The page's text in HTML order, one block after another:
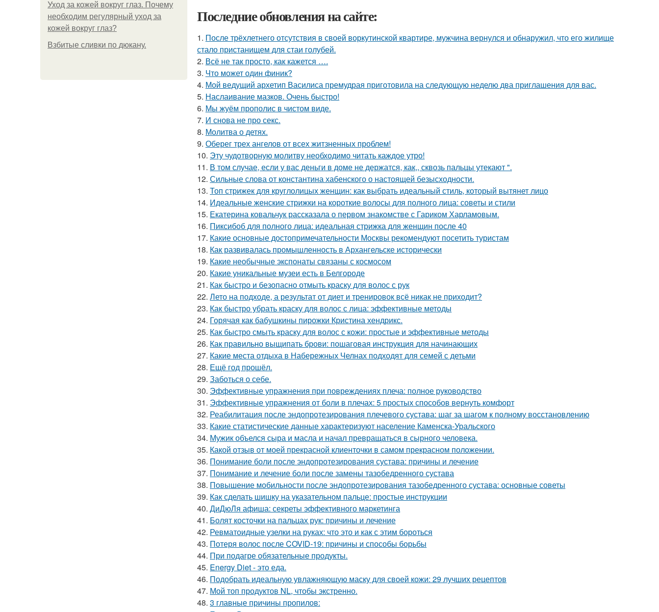
Уход за кожей вокруг глаз. Почему
необходим регулярный уход за
кожей вокруг глаз?
Взбитые сливки по дюкану.
Последние обновления на сайте:
1. После трёхлетнего отсутствия в своей воркутинской квартире, мужчина вернулся и обнаружил, что его жилище
стало пристанищем для стаи голубей.
2. Всё не так просто, как кажется ….
3. Что может один финик?
4. Мой ведущий архетип Василиса премудрая приготовила на следующую неделю два приглашения для вас.
5. Наслаивание мазков. Очень быстро!
6. Мы жуём прополис в чистом виде.
7. И снова не про секс.
8. Молитва о детях.
9. Оберег трех ангелов от всех житзненных проблем!
10. Эту чудотворную молитву необходимо читать каждое утро!
11. В том случае, если у вас деньги в доме не держатся, как,, сквозь пальцы утекают ".
12. Сильные слова от константина хабенского о настоящей безысходности.
13. Топ стрижек для круглолицых женщин: как выбрать идеальный стиль, который вытянет лицо
14. Идеальные женские стрижки на короткие волосы для полного лица: советы и стили
15. Екатерина ковальчук рассказала о первом знакомстве с Гариком Харламовым.
16. Пиксибоб для полного лица: идеальная стрижка для женщин после 40
17. Какие основные достопримечательности Москвы рекомендуют посетить туристам
18. Как развивалась промышленность в Архангельске исторически
19. Какие необычные экспонаты связаны с космосом
20. Какие уникальные музеи есть в Белгороде
21. Как быстро и безопасно отмыть краску для волос с рук
22. Лето на подходе, а результат от диет и тренировок всё никак не приходит?
23. Как быстро убрать краску для волос с лица: эффективные методы
24. Горячая как бабушкины пирожки Кристина хендрикс.
25. Как быстро смыть краску для волос с кожи: простые и эффективные методы
26. Как правильно выщипать брови: пошаговая инструкция для начинающих
27. Какие места отдыха в Набережных Челнах подходят для семей с детьми
28. Ещё год прошёл.
29. Заботься о себе.
30. Эффективные упражнения при повреждениях плеча: полное руководство
31. Эффективные упражнения от боли в плечах: 5 простых способов вернуть комфорт
32. Реабилитация после эндопротезирования плечевого сустава: шаг за шагом к полному восстановлению
33. Какие статистические данные характеризуют население Каменска-Уральского
34. Мужик объелся сыра и масла и начал превращаться в сырного человека.
35. Какой отзыв от моей прекрасной клиенточки в самом прекрасном положении.
36. Понимание боли после эндопротезирования сустава: причины и лечение
37. Понимание и лечение боли после замены тазобедренного сустава
38. Повышение мобильности после эндопротезирования тазобедренного сустава: основные советы
39. Как сделать шишку на указательном пальце: простые инструкции
40. ДиДюЛя афиша: секреты эффективного маркетинга
41. Болят косточки на пальцах рук: причины и лечение
42. Ревматоидные узелки на руках: что это и как с этим бороться
43. Потеря волос после COVID-19: причины и способы борьбы
44. При подагре обязательные продукты.
45. Energy Diet - это еда.
46. Подобрать идеальную увлажняющую маску для своей кожи: 29 лучших рецептов
47. Мой топ продуктов NL, чтобы экстренно.
48. 3 главные причины пропилов: